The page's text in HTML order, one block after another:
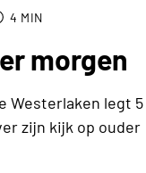
4 MIN
morgen
Westerlaken legt 5
zijn kijk op ouder